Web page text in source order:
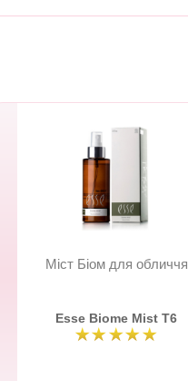
Міст Біом для обличчя
Esse Biome Mist Т6